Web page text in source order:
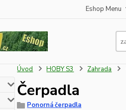
Eshop Menu
Úvod HOBY S3 Zahrada
Čerpadla
Ponorná čerpadla